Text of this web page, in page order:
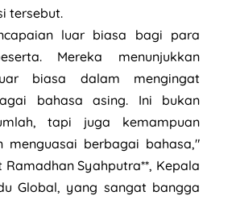
tersebut.
luar biasa bagi para
Mereka menunjukkan
biasa dalam mengingat
bahasa asing. Ini bukan
tapi juga kemampuan
menguasai berbagai bahasa,"
Syahputra**, Kepala
Global, yang sangat bangga